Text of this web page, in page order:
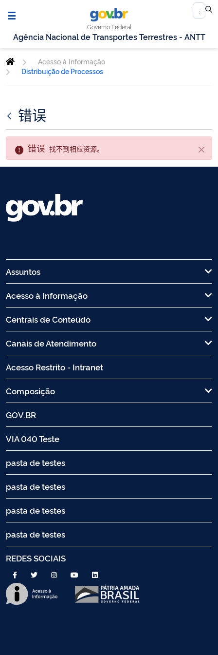
Governo Federal
Agência Nacional de Transportes Terrestres - ANTT
Acesso à Informação
Distribuição de Processos
错误
关闭
错误: 找不到相应资源。
Assuntos
Acesso à Informação
Centrais de Conteúdo
Canais de Atendimento
Acesso Restrito - Intranet
Composição
GOV.BR
VIA 040 Teste
pasta de testes
pasta de testes
pasta de testes
pasta de testes
REDES SOCIAIS